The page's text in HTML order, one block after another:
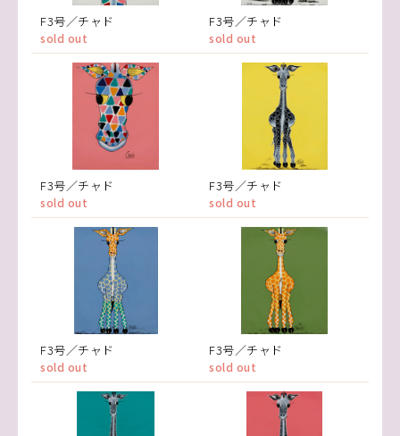
F3号／チャド
sold out
F3号／チャド
sold out
F3号／チャド
sold out
F3号／チャド
sold out
F3号／チャド
sold out
F3号／チャド
sold out